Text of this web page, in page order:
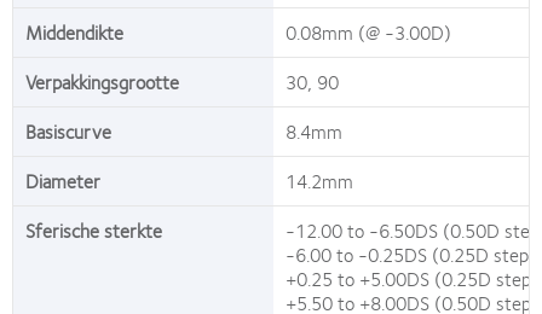
Middendikte
0.08mm (@ -3.00D)
Verpakkingsgrootte
30, 90
Basiscurve
8.4mm
Diameter
14.2mm
Sferische sterkte
-12.00 to -6.50DS (0.50D
-6.00 to -0.25DS (0.25D
+0.25 to +5.00DS (0.25D
+5.50 to +8.00DS (0.50D